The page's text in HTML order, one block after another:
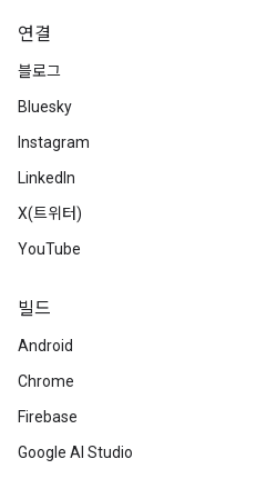
연결
블로그
Bluesky
Instagram
LinkedIn
X(트위터)
YouTube
빌드
Android
Chrome
Firebase
Google AI Studio